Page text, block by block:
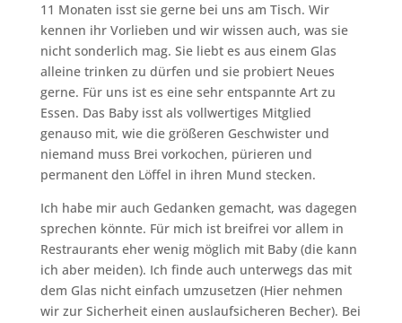
11 Monaten isst sie gerne bei uns am Tisch. Wir
kennen ihr Vorlieben und wir wissen auch, was sie
nicht sonderlich mag. Sie liebt es aus einem Glas
alleine trinken zu dürfen und sie probiert Neues
gerne. Für uns ist es eine sehr entspannte Art zu
Essen. Das Baby isst als vollwertiges Mitglied
genauso mit, wie die größeren Geschwister und
niemand muss Brei vorkochen, pürieren und
permanent den Löffel in ihren Mund stecken.
Ich habe mir auch Gedanken gemacht, was dagegen
sprechen könnte. Für mich ist breifrei vor allem in
Restraurants eher wenig möglich mit Baby (die kann
ich aber meiden). Ich finde auch unterwegs das mit
dem Glas nicht einfach umzusetzen (Hier nehmen
wir zur Sicherheit einen auslaufsicheren Becher). Bei